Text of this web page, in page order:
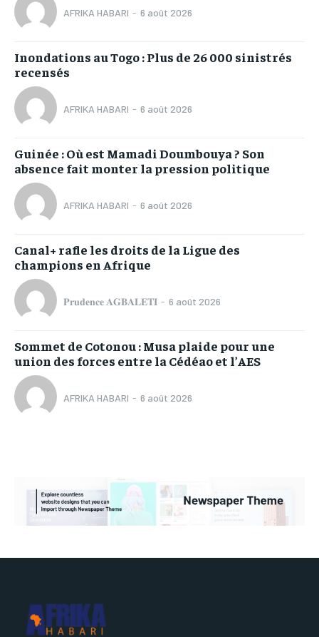
AFRIKA HABARI - 6 août 2026
Inondations au Togo : Plus de 26 000 sinistrés
recensés
AFRIKA HABARI - 6 août 2026
Guinée : Où est Mamadi Doumbouya ? Son
absence fait monter la pression politique
AFRIKA HABARI - 6 août 2026
Canal+ rafle les droits de la Ligue des
champions en Afrique
𝐏𝐫𝐮𝐝𝐞𝐧𝐜𝐞 𝐀𝐆𝐁𝐀𝐋𝐄𝐓𝐈 - 6 août 2026
Sommet de Cotonou : Musa plaide pour une
union des forces entre la Cédéao et l’AES
AFRIKA HABARI - 6 août 2026